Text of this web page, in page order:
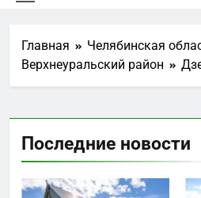
Главная Челябинская
Верхнеуральский район
Последние новости